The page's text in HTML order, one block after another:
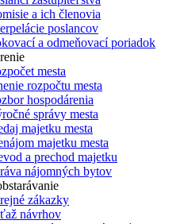
a ich členovia
poslancov
a odmeňovací poriadok
mesta
rozpočtu mesta
hospodárenia
správy mesta
majetku mesta
majetku mesta
a prechod majetku
nájomných bytov
zákazky
návrhov